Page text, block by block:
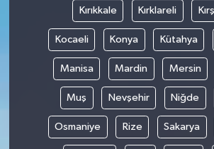
Kırıkkale Kırklareli
Kocaeli Konya Kütahya
Manisa Mardin Mersin
Muş Nevşehir Niğde
Osmaniye Rize Sakarya